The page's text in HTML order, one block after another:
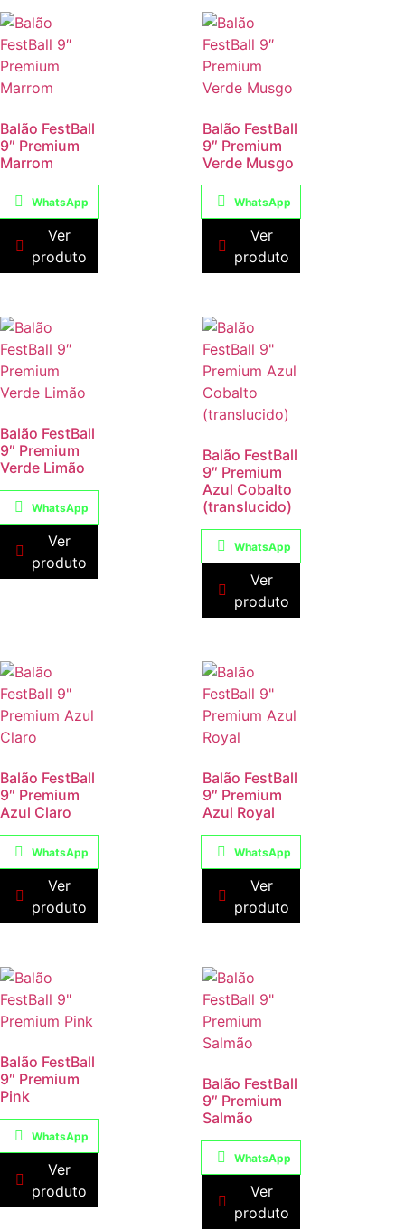
Balão FestBall
9″ Premium
Marrom
WhatsApp
Ver
produto
Balão FestBall
9″ Premium
Verde Musgo
WhatsApp
Ver
produto
Balão FestBall
9″ Premium
Verde Limão
WhatsApp
Ver
produto
Balão FestBall
9″ Premium
Azul Cobalto
(translucido)
WhatsApp
Ver
produto
Balão FestBall
9″ Premium
Azul Claro
WhatsApp
Ver
produto
Balão FestBall
9″ Premium
Azul Royal
WhatsApp
Ver
produto
Balão FestBall
9″ Premium
Pink
WhatsApp
Ver
produto
Balão FestBall
9″ Premium
Salmão
WhatsApp
Ver
produto